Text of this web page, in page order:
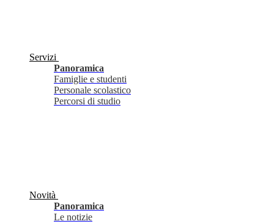
Servizi
Panoramica
Famiglie e studenti
Personale scolastico
Percorsi di studio
Novità
Panoramica
Le notizie